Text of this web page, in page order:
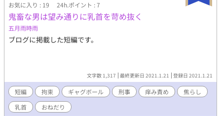
お気に入り : 19 24h.ポイント : 7
鬼畜な男は望み通りに乳首を苛め抜く
五月雨時雨
ブログに掲載した短編です。
文字数 1,317 最終更新日 2021.1.21 登録日 2021.1.21
短編 拘束 ギャグボール 刑事 痒み責め
焦らし
乳首
おねだり